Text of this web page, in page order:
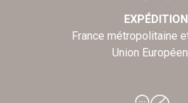
EXPÉDITION
France métropolitaine
Union